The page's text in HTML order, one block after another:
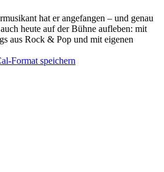
hat er angefangen – und genau
heute auf der Bühne aufleben: mit
aus Rock & Pop und mit eigenen
Format speichern